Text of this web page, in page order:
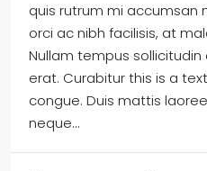
quis rutrum mi accumsan
orci ac nibh facilisis, at
Nullam tempus sollicitudin
erat. Curabitur this is a
congue. Duis mattis
neque...